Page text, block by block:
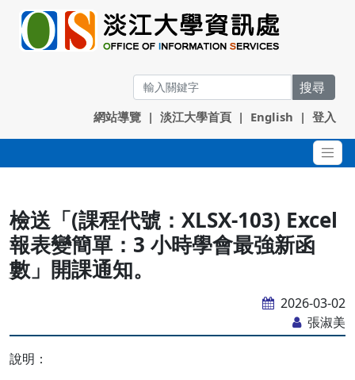
搜尋
網站導覽 | 淡江大學首頁 | English | 登入
檢送「(課程代號：XLSX-103) Excel
報表變簡單：3 小時學會最強新函
數」開課通知。
2026-03-02
張淑美
說明：